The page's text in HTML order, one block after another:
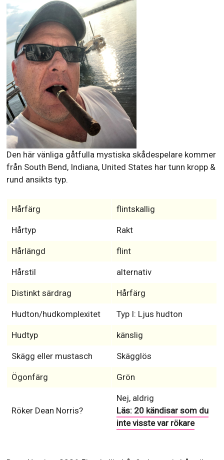
Den här vänliga gåtfulla mystiska skådespelare kommer
från South Bend, Indiana, United States har tunn kropp &
rund ansikts typ.
Hårfärg flintskallig
Hårtyp Rakt
Hårlängd flint
Hårstil alternativ
Distinkt särdrag Hårfärg
Hudton/hudkomplexitet Typ I: Ljus hudton
Hudtyp känslig
Skägg eller mustasch Skägglös
Ögonfärg Grön
Röker Dean Norris?
Nej, aldrig
Läs: 20 kändisar som du
inte visste var rökare